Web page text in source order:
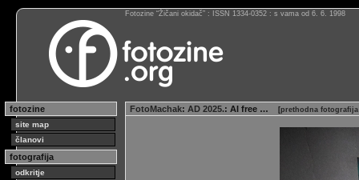
Fotozine “Žičani okidač” : ISSN 1334-0352 : s vama od 6. 6. 1998
fotozine
site map
članovi
fotografija
odkritje
FotoMachak: AD 2025.: AI free … [prethodna